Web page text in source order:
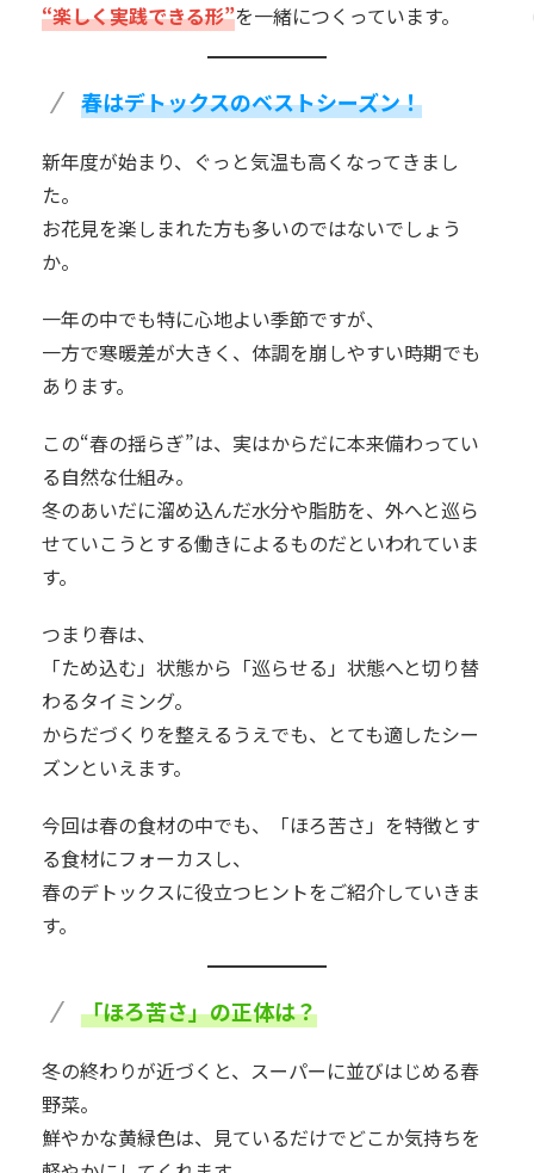
“楽しく実践できる形”を一緒につくっています。
春はデトックスのベストシーズン！
新年度が始まり、ぐっと気温も高くなってきまし
た。
お花見を楽しまれた方も多いのではないでしょう
か。
一年の中でも特に心地よい季節ですが、
一方で寒暖差が大きく、体調を崩しやすい時期でも
あります。
この“春の揺らぎ”は、実はからだに本来備わってい
る自然な仕組み。
冬のあいだに溜め込んだ水分や脂肪を、外へと巡ら
せていこうとする働きによるものだといわれていま
す。
つまり春は、
「ため込む」状態から「巡らせる」状態へと切り替
わるタイミング。
からだづくりを整えるうえでも、とても適したシー
ズンといえます。
今回は春の食材の中でも、「ほろ苦さ」を特徴とす
る食材にフォーカスし、
春のデトックスに役立つヒントをご紹介していきま
す。
「ほろ苦さ」の正体は？
冬の終わりが近づくと、スーパーに並びはじめる春
野菜。
鮮やかな黄緑色は、見ているだけでどこか気持ちを